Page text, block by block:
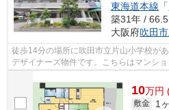
東海道本線 「
築31年 /
大阪府吹田市
徒歩14分の場所に吹田市立片山小学校が
デザイナーズ物件です。こちらはマンシ
10万円
敷金 1